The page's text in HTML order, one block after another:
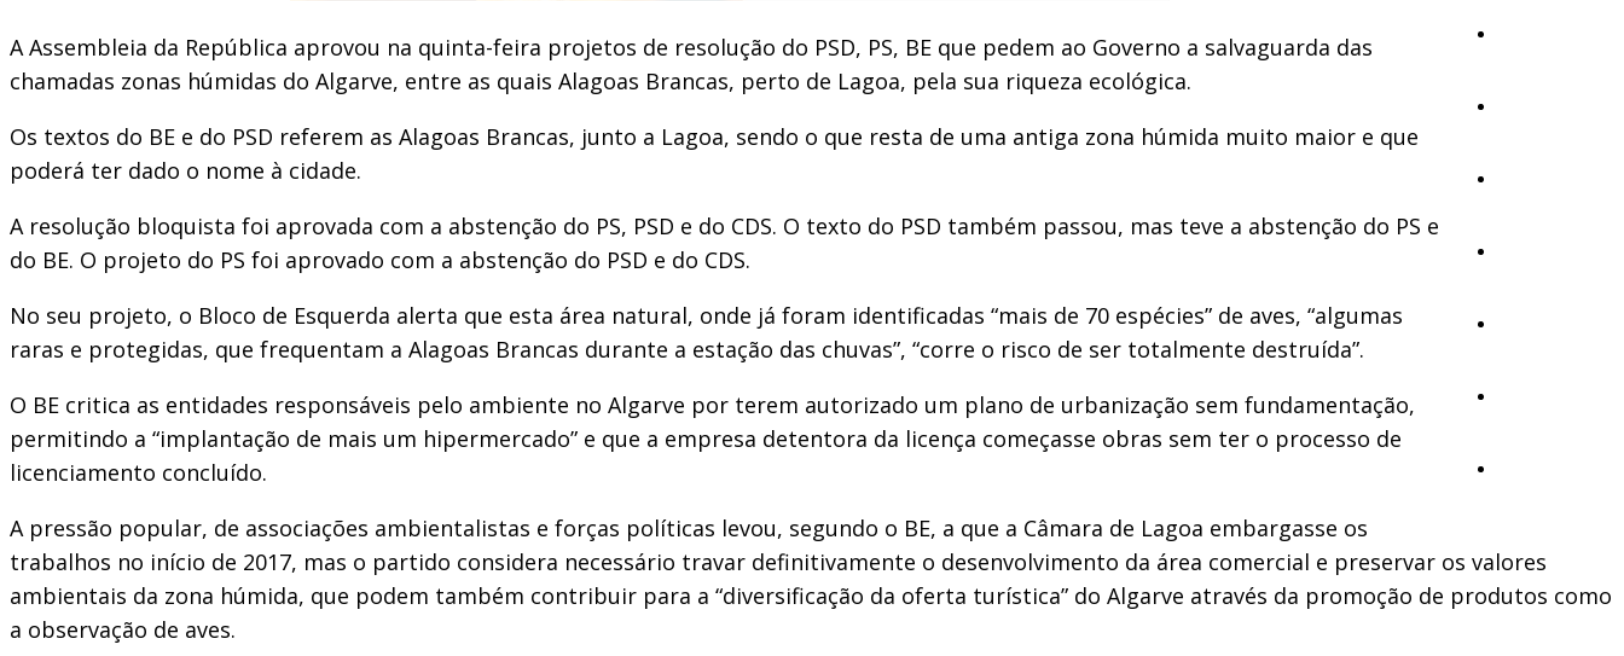
A Assembleia da República aprovou na quinta-feira projetos de resolução do PSD, PS, BE que pedem ao Governo a salvaguarda das
chamadas zonas húmidas do Algarve, entre as quais Alagoas Brancas, perto de Lagoa, pela sua riqueza ecológica.
Os textos do BE e do PSD referem as Alagoas Brancas, junto a Lagoa, sendo o que resta de uma antiga zona húmida muito maior e que
poderá ter dado o nome à cidade.
A resolução bloquista foi aprovada com a abstenção do PS, PSD e do CDS. O texto do PSD também passou, mas teve a abstenção do PS e
do BE. O projeto do PS foi aprovado com a abstenção do PSD e do CDS.
No seu projeto, o Bloco de Esquerda alerta que esta área natural, onde já foram identificadas “mais de 70 espécies” de aves, “algumas
raras e protegidas, que frequentam a Alagoas Brancas durante a estação das chuvas”, “corre o risco de ser totalmente destruída”.
O BE critica as entidades responsáveis pelo ambiente no Algarve por terem autorizado um plano de urbanização sem fundamentação,
permitindo a “implantação de mais um hipermercado” e que a empresa detentora da licença começasse obras sem ter o processo de
licenciamento concluído.
A pressão popular, de associações ambientalistas e forças políticas levou, segundo o BE, a que a Câmara de Lagoa embargasse os
trabalhos no início de 2017, mas o partido considera necessário travar definitivamente o desenvolvimento da área comercial e preservar os valores
ambientais da zona húmida, que podem também contribuir para a “diversificação da oferta turística” do Algarve através da promoção de produtos como
a observação de aves.